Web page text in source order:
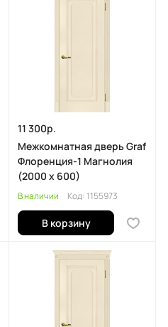
11 300р.
Межкомнатная дверь Graf
Флоренция-1 Магнолия
(2000 х 600)
В наличии Код: 1155973
В корзину